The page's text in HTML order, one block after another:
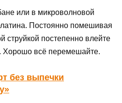
или в микроволновой
Постоянно помешивая
струйкой постепенно влейте
Хорошо всё перемешайте.
без выпечки